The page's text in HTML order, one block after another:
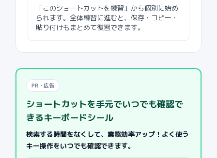
「このショートカットを練習」から個別に始め
られます。全体練習に進むと、保存・コピー・
貼り付けもまとめて復習できます。
PR・広告
ショートカットを手元でいつでも確認で
きるキーボードシール
検索する時間をなくして、業務効率アップ！よく使う
キー操作をいつでも確認できます。